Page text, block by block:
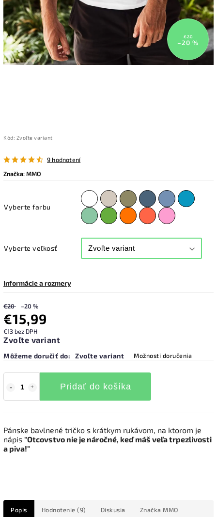
€20
–20 %
Kód: Zvoľte variant
9 hodnotení
Značka:MMO
Vyberte farbu
Vyberte veľkosť
Informácie a rozmery
€20 –20 %
€15,99
€13 bez DPH
Zvoľte variant
Môžeme doručiť do: Zvoľte variant Možnosti doručenia
Pridať do košíka
Pánske bavlnené tričko s krátkym rukávom, na ktorom je
nápis "Otcovstvo nie je náročné, keď máš veľa trpezlivosti
a piva!"
Popis Hodnotenie (9) Diskusia Značka MMO